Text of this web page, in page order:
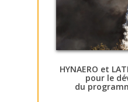
HYNAERO et
pour le
du